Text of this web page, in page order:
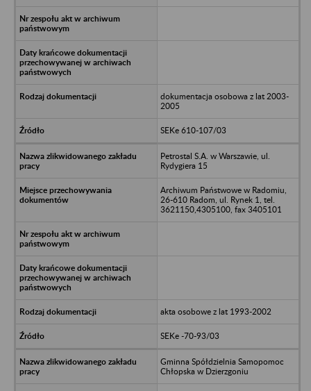
dokumentacja osobowa z lat 2003-
2005
SEKe 610-107/03
Petrostal S.A. w Warszawie, ul.
Rydygiera 15
Archiwum Państwowe w Radomiu,
26-610 Radom, ul. Rynek 1, tel.
3621150,4305100, fax 3405101
akta osobowe z lat 1993-2002
SEKe -70-93/03
Gminna Spółdzielnia Samopomoc
Chłopska w Dzierzgoniu